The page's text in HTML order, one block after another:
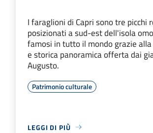
I faraglioni di Capri sono tre picchi
posizionati a sud-est dell'isola
famosi in tutto il mondo grazie
e storica panoramica offerta dai
Augusto.
Patrimonio culturale
LEGGI DI PIÙ